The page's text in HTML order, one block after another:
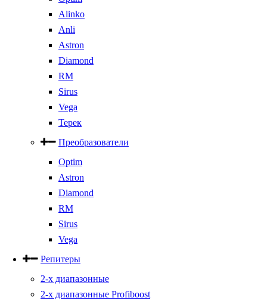
Alinko
Anli
Astron
Diamond
RM
Sirus
Vega
Терек
Преобразователи
Optim
Astron
Diamond
RM
Sirus
Vega
Репитеры
2-х диапазонные
2-х диапазонные Profiboost